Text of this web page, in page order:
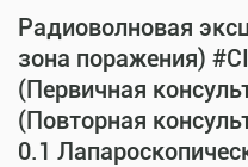
Радиоволновая
зона поражения)
(Первичная
(Повторная
0.1